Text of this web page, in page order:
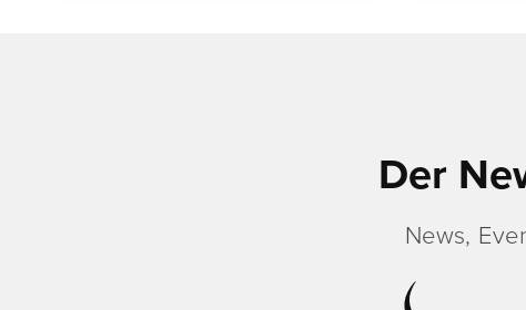
Der
News,